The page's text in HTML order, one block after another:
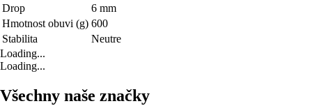
Drop
6 mm
Hmotnost obuvi (g) 600
Stabilita
Neutre
Loading...
Loading...
Všechny naše značky